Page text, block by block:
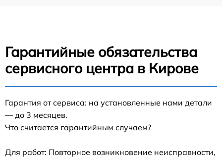
Гарантийные обязательства
сервисного центра в Кирове
Гарантия от сервиса: на установленные нами детали
— до 3 месяцев.
Что считается гарантийным случаем?
Для работ: Повторное возникновение неисправности,